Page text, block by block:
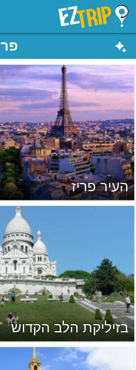
EZTrip
העיר פריז
בזיליקת הלב הקדוש